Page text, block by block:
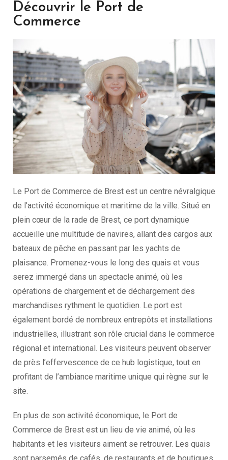
Découvrir le Port de
Commerce
Le Port de Commerce de Brest est un centre névralgique
de l’activité économique et maritime de la ville. Situé en
plein cœur de la rade de Brest, ce port dynamique
accueille une multitude de navires, allant des cargos aux
bateaux de pêche en passant par les yachts de
plaisance. Promenez-vous le long des quais et vous
serez immergé dans un spectacle animé, où les
opérations de chargement et de déchargement des
marchandises rythment le quotidien. Le port est
également bordé de nombreux entrepôts et installations
industrielles, illustrant son rôle crucial dans le commerce
régional et international. Les visiteurs peuvent observer
de près l’effervescence de ce hub logistique, tout en
profitant de l’ambiance maritime unique qui règne sur le
site.
En plus de son activité économique, le Port de
Commerce de Brest est un lieu de vie animé, où les
habitants et les visiteurs aiment se retrouver. Les quais